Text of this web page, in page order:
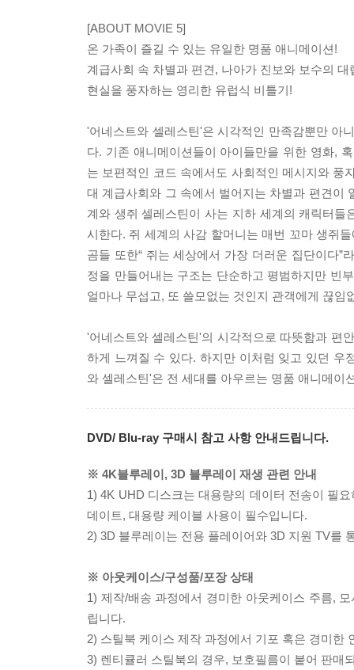
[ABOUT MOVIE 5]
온 가족이 즐길 수 있는 유일한 명품 애니메이션!
계급사회 속 차별과 편견, 나아가 진보와 보수의 대
현실을 풍자하는 영리한 유럽식 비틀기!
'어네스트와 셀레스틴'은 시각적인 만족감뿐만 아
다. 기존 애니메이션들이 아이들만을 위한 영화,
는 보편적인 코드 속에서도 사회적인 메시지와 풍
대 계급사회와 그 속에서 벌어지는 차별과 편견이
계와 생쥐 셀레스틴이 사는 지하 세계의 캐릭터
시한다. 쥐 세계의 사감 할머니는 매번 꼬마 생쥐
곰들 또한“ 쥐는 세상에서 가장 더러운 집단이다
정을 만들어내는 구조는 단순하고 평범하지만 빈
얼마나 무섭고, 또 쓸모없는 것인지 관객에게 끊임
'어네스트와 셀레스틴'의 시각적으로 따뜻함과 편
하게 느껴질 수 있다. 하지만 이처럼 잊고 있던 우
와 셀레스틴'은 전 세대를 아우르는 명품 애니메
DVD/ Blu-ray 구매시 참고 사항 안내드립니다.
※ 4K블루레이, 3D 블루레이 재생 관련 안내
1) 4K UHD 디스크는 대용량의 데이터 전송이 필
데이트, 대용량 케이블 사용이 필수입니다.
2) 3D 블루레이는 전용 플레이어와 3D 지원 TV를
※ 아웃케이스/구성품/포장 상태
1) 제작/배송 과정에서 경미한 아웃케이스 주름,
립니다.
2) 스틸북 케이스 제작 과정에서 기포 혹은 경미한
3) 렌티큘러 스틸북의 경우, 보호필름이 붙어 판매